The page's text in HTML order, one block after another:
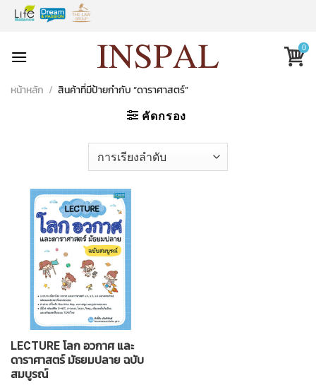
Skip
0
หน้าหลัก / สินค้าที่มีป้ายกำกับ “ดาราศาสตร์”
คัดกรอง
LECTURE โลก อวกาศ และ
ดาราศาสตร์ มัธยมปลาย ฉบับ
สมบูรณ์